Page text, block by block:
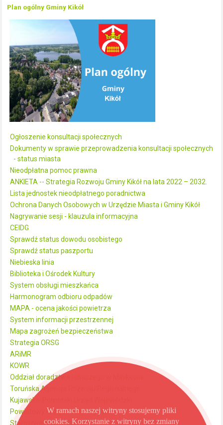
Plan ogólny Gminy Kikół
Ogłoszenie konsultacji społecznych
Dokumenty w sprawie przeprowadzenia konsultacji społecznych
- status miasta
Nieodpłatna pomoc prawna
ANKIETA -- Strategia Rozwoju Gminy Kikół na lata 2022 – 2032.
Lista jednostek nieodpłatnego poradnictwa
Ochrona Danych Osobowych w Urzędzie Miasta i Gminy Kikół
Nagrywanie sesji - klauzula informacyjna
CEIDG
Sprawdź status dowodu osobistego
Sprawdź status paszportu
Niebieska linia
Biblioteka i Ośrodek Kultury
System obsługi mieszkańca
Harmonogram odbioru odpadów
MAPA - ocena jakości powietrza
System informacji przestrzennej
Mapa zagrożeń bezpieczeństwa
Strategia ORSG
ARiMR
KOWR
Oddział doradztwa rolniczego w Minikowie
Toruńska Agencja Rozwoju Regionalnego
Kujawsko-Pomorski Urząd Wojewódzki
Powiatowy Urząd Pracy w Lipnie
Starostwo Powiatowe w Lipnie
W ramach naszej witryny stosujemy pliki
cookies. Korzystanie z witryny bez zmiany